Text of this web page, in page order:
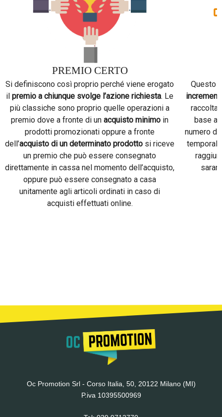
PREMIO CERTO
Si definiscono così proprio perché viene erogato
ilpremio a chiunque svolge l’azione richiesta. Le
più classiche sono proprio quelle operazioni a
premio dove a fronte di unacquisto minimo in
prodotti promozionati oppure a fronte
dell’acquisto di un determinato prodotto si riceve
un premio che può essere consegnato
direttamente in cassa nel momento dell’acquisto,
oppure può essere consegnato a casa
unitamente agli articoli ordinati in caso di
acquisti effettuati online.
Questo
raccolta
base
numero di
Oc Promotion Srl - Corso Italia, 50, 20122 Milano (MI)
P.iva 10395500969